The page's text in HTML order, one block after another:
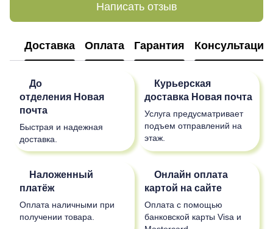
Написать отзыв
Доставка Оплата Гарантия Консультация
До
отделения Новая
почта
Быстрая и надежная
доставка.
Курьерская
доставка Новая почта
Услуга предусматривает
подъем отправлений на
этаж.
Наложенный
платёж
Оплата наличными при
получении товара.
Онлайн оплата
картой на сайте
Оплата с помощью
банковской карты Visa и